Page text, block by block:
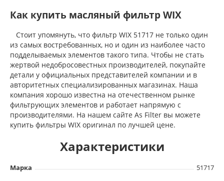
Как купить масляный фильтр WIX
Стоит упомянуть, что фильтр WIX 51717 не только один
из самых востребованных, но и один из наиболее часто
подделываемых элементов такого типа. Чтобы не стать
жертвой недобросовестных производителей, покупайте
детали у официальных представителей компании и в
авторитетных специализированных магазинах. Наша
компания хорошо известна на отечественном рынке
фильтрующих элементов и работает напрямую с
производителями. На нашем сайте As Filter вы можете
купить фильтры WIX оригинал по лучшей цене.
Характеристики
Марка 51717